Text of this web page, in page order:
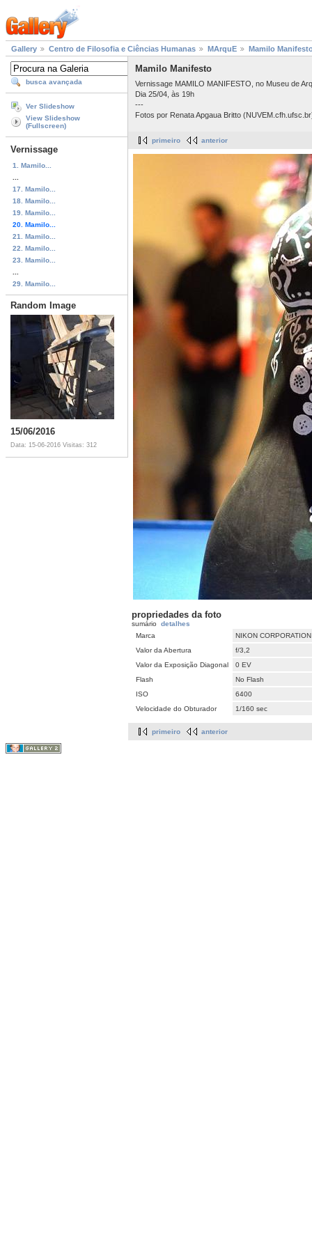
Gallery Centro de Filosofia e Ciências Humanas MArquE Mamilo
busca avançada
Ver Slideshow
View Slideshow
(Fullscreen)
Vernissage
1. Mamilo...
17. Mamilo...
18. Mamilo...
19. Mamilo...
20. Mamilo...
21. Mamilo...
22. Mamilo...
23. Mamilo...
29. Mamilo...
Random Image
15/06/2016
Data: 15-06-2016 Visitas: 312
Mamilo Manifesto
Vernissage MAMILO MANIFESTO, no Museu de
Dia 25/04, às 19h
---
Fotos por Renata Apgaua Britto
primeiro anterior
propriedades da foto
sumário detalhes
Marca
NIKON CORPORATION
Valor da Abertura
f/3,2
Valor da Exposição Diagonal
0 EV
Flash
No Flash
ISO
6400
Velocidade do Obturador
1/160 sec
primeiro anterior